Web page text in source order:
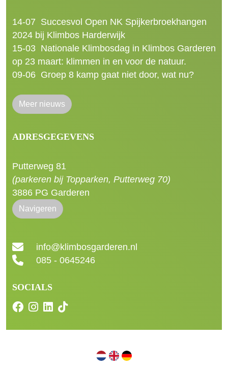
14-07 Succesvol Open NK Spijkerbroekhangen
2024 bij Klimbos Harderwijk
15-03 Nationale Klimbosdag in Klimbos Garderen
op 23 maart: klimmen in en voor de natuur.
09-06 Groep 8 kamp gaat niet door, wat nu?
Meer nieuws
ADRESGEGEVENS
Putterweg 81
(parkeren bij Topparken, Putterweg 70)
3886 PG Garderen
Navigeren
info@klimbosgarderen.nl
085 - 0645246
SOCIALS